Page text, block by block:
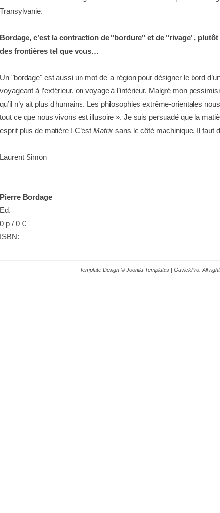
Transylvanie.
Bordage, c’est la contraction de "bordure" et de "rivage",
des frontières tel que vous…
Un "bordage" est aussi un mot de la région pour désigner le bord
voyageant à l’extérieur, on voyage à l’intérieur. Malgré mon
qu’il n’y ait plus d’humains. Les philosophies extrême-orientales
tout ce que nous vivons est illusoire ». Je suis persuadé que la
esprit plus de matière ! C’est Matrix sans le côté machinique. Il faut
Laurent Simon
Pierre Bordage
Ed.
0 p / 0 €
ISBN:
Template Design © Joomla Templates | GavickPro. All